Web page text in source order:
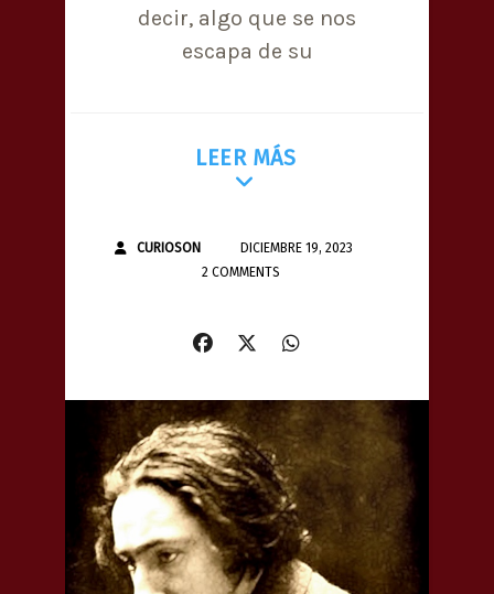
decir, algo que se nos
escapa de su
LEER MÁS
CURIOSON
DICIEMBRE 19, 2023
2 COMMENTS